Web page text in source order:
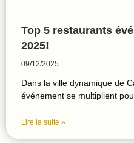
Top 5 restaurants
2025!
09/12/2025
Dans la ville dynamique de
événement se multiplient
Lire la suite »